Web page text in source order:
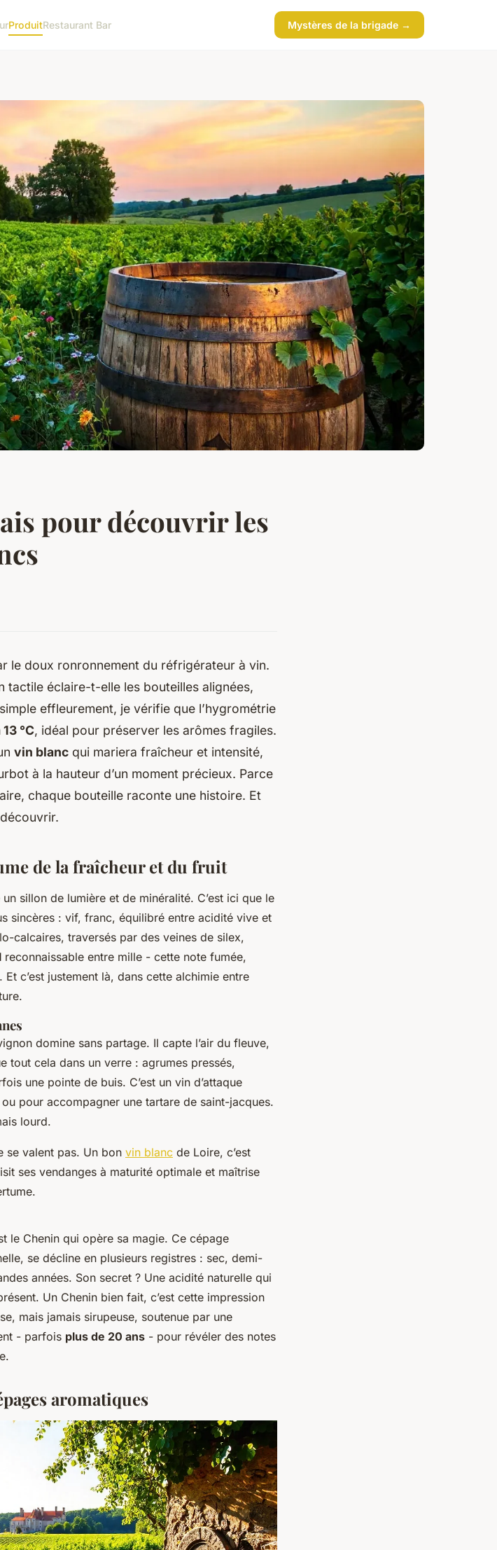
ProduitRestaurant Bar Mystères de la brigade →
pour découvrir les
le doux ronronnement du réfrigérateur à vin.
tactile éclaire-t-elle les bouteilles alignées,
effleurement, je vérifie que l’hygrométrie
13 °C, idéal pour préserver les arômes fragiles.
vin blanc qui mariera fraîcheur et intensité,
à la hauteur d’un moment précieux. Parce
chaque bouteille raconte une histoire. Et
de la fraîcheur et du fruit
sillon de lumière et de minéralité. C’est ici que le
sincères : vif, franc, équilibré entre acidité vive et
calcaires, traversés par des veines de silex,
reconnaissable entre mille - cette note fumée,
c’est justement là, dans cette alchimie entre
domine sans partage. Il capte l’air du fleuve,
tout cela dans un verre : agrumes pressés,
une pointe de buis. C’est un vin d’attaque
pour accompagner une tartare de saint-jacques.
lourd.
se valent pas. Un bon vin blanc de Loire, c’est
ses vendanges à maturité optimale et maîtrise
le Chenin qui opère sa magie. Ce cépage
se décline en plusieurs registres : sec, demi-
années. Son secret ? Une acidité naturelle qui
Un Chenin bien fait, c’est cette impression
mais jamais sirupeuse, soutenue par une
- parfois plus de 20 ans - pour révéler des notes
aromatiques